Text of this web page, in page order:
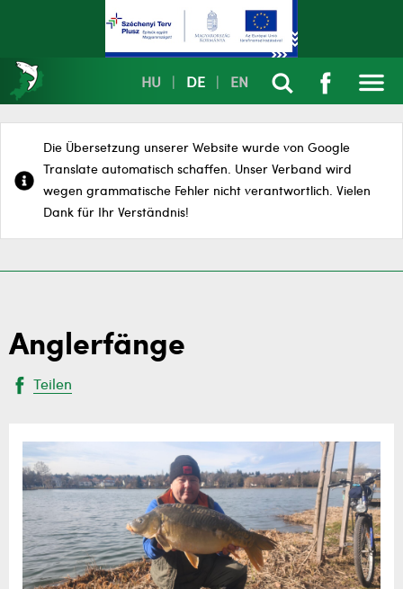
HU DE EN
Die Übersetzung unserer Website wurde von Google
Translate automatisch schaffen. Unser Verband wird
wegen grammatische Fehler nicht verantwortlich. Vielen
Dank für Ihr Verständnis!
Anglerfänge
Teilen